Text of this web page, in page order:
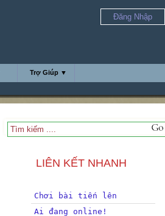
Đăng Nhập
Trợ Giúp ▼
LIÊN KẾT NHANH
Chơi bài tiến lên
Ai đang online!